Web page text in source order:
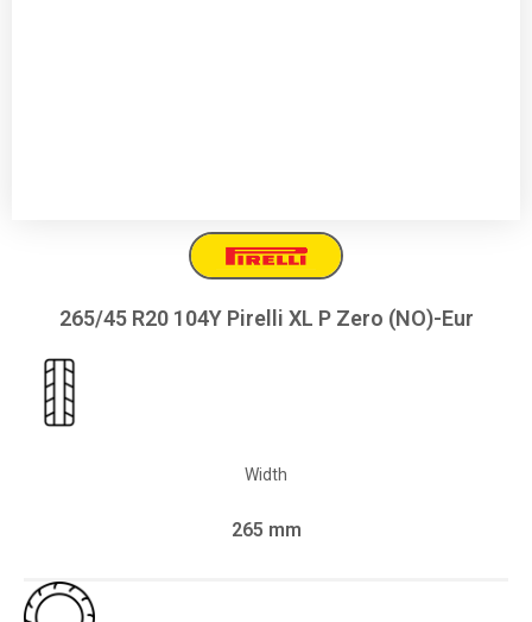
265/45 R20 104Y Pirelli XL P Zero (NO)-Eur
Width
265 mm